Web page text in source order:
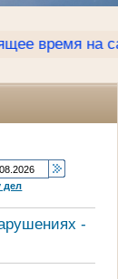
на сайте
дел
-